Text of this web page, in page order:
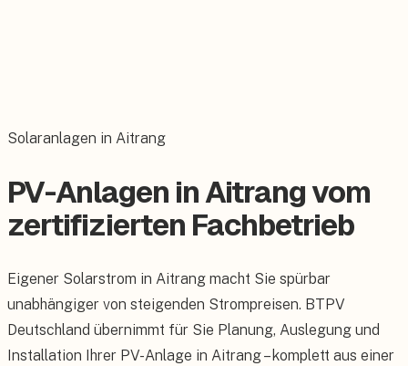
Solaranlagen in Aitrang
PV-Anlagen in Aitrang vom
zertifizierten Fachbetrieb
Eigener Solarstrom in Aitrang macht Sie spürbar
unabhängiger von steigenden Strompreisen. BTPV
Deutschland übernimmt für Sie Planung, Auslegung und
Installation Ihrer PV-Anlage in Aitrang – komplett aus einer